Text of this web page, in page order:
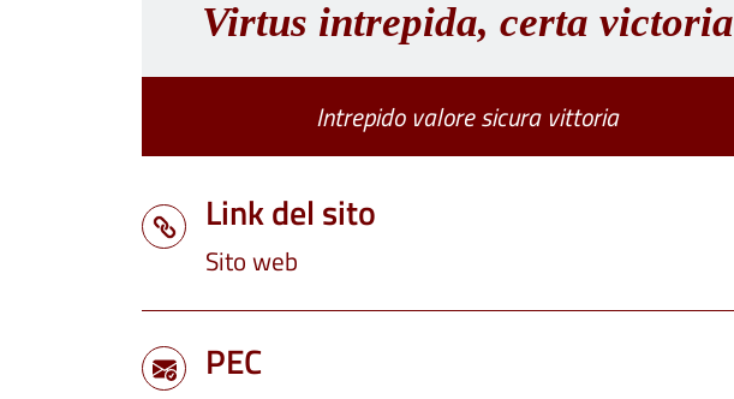
Virtus intrepida, certa victoria
Intrepido valore sicura vittoria
Link del sito
Sito web
PEC